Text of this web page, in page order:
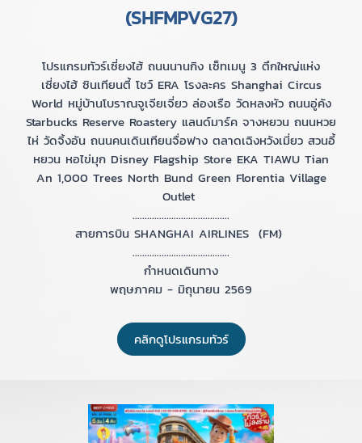
(SHFMPVG27)
โปรแกรมทัวร์เซี่ยงไฮ้ ถนนนานกิง เซ็ทเมนู 3 ตึกใหญ่แห่ง
เซี่ยงไฮ้ ซินเทียนตี้ โชว์ ERA โรงละคร Shanghai Circus
World หมู่บ้านโบราณจูเจียเจี่ยว ล่องเรือ วัดหลงหัว ถนนอู่คัง
Starbucks Reserve Roastery แลนด์มาร์ค จางหยวน ถนนหวย
ไห่ วัดจิ้งอัน ถนนคนเดินเทียนจื่อฟาง ตลาดเฉิงหวังเมี่ยว สวนอี้
หยวน หอไข่มุก Disney Flagship Store EKA TIAWU Tian
An 1,000 Trees North Bund Green Florentia Village
Outlet
........................................
สายการบิน SHANGHAI AIRLINES (FM)
........................................
กำหนดเดินทาง
พฤษภาคม - มิถุนายน 2569
คลิกดูโปรแกรมทัวร์